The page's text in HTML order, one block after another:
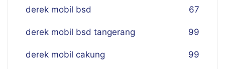
derek mobil bsd 67
derek mobil bsd tangerang 99
derek mobil cakung 99